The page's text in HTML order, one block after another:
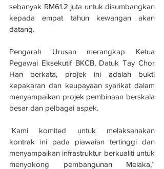
sebanyak RM61.2 juta untuk disumbangkan
kepada empat tahun kewangan akan
datang.
Pengarah Urusan merangkap Ketua
Pegawai Eksekutif BKCB, Datuk Tay Chor
Han berkata, projek ini adalah bukti
kepakaran dan keupayaan syarikat dalam
menyampaikan projek pembinaan berskala
besar dan pelbagai aspek.
"Kami komited untuk melaksanakan
kontrak ini pada piawaian tertinggi dan
menyampaikan infrastruktur berkualiti untuk
menyokong pembangunan Melaka,”